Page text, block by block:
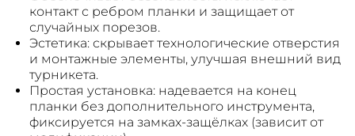
контакт с ребром планки и защищает от
случайных порезов.
Эстетика: скрывает технологические отверстия
и монтажные элементы, улучшая внешний вид
турникета.
Простая установка: надевается на конец
планки без дополнительного инструмента,
фиксируется на замках-защёлках (зависит от